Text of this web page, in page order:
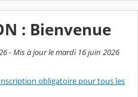
: Bienvenue
- Mis à jour le mardi 16 juin 2026
obligatoire pour tous les